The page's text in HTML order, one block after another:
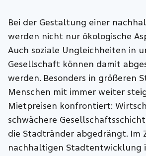
Bei der Gestaltung einer
werden nicht nur ökologische
Auch soziale Ungleichheiten in
Gesellschaft können damit
werden. Besonders in größeren
Menschen mit immer weiter
Mietpreisen konfrontiert:
schwächere
die Stadtränder abgedrängt. Im
nachhaltigen Stadtentwicklung